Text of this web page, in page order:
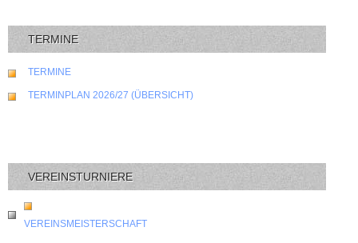
TERMINE
TERMINE
TERMINPLAN 2026/27 (ÜBERSICHT)
VEREINSTURNIERE
VEREINSMEISTERSCHAFT